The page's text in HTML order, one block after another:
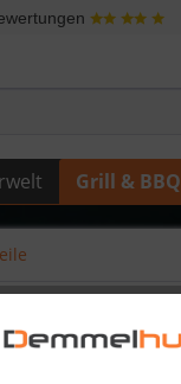
Grill & BBQ